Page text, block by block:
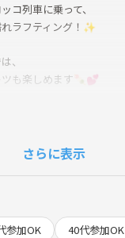
コ列車に乗って、
ラフティング！✨
、
も楽しめます🍡💕
さらに表示
参加OK 40代参加OK